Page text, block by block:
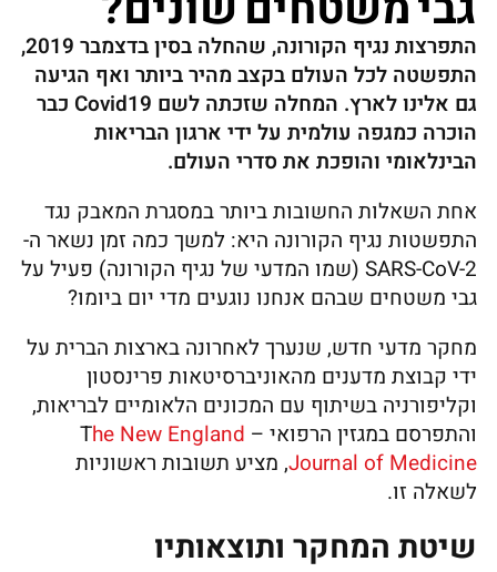
התפרצות נגיף הקורונה, שהחלה בסין בדצמבר 2019,
התפשטה לכל העולם בקצב מהיר ביותר ואף הגיעה
גם אלינו לארץ. המחלה שזכתה לשם Covid19 כבר
הוכרה כמגפה עולמית על ידי ארגון הבריאות
הבינלאומי והופכת את סדרי העולם.
אחת השאלות החשובות ביותר במסגרת המאבק נגד
התפשטות נגיף הקורונה היא: למשך כמה זמן נשאר ה-
SARS-CoV-2 (שמו המדעי של נגיף הקורונה) פעיל על
גבי משטחים שבהם אנחנו נוגעים מדי יום ביומו?
מחקר מדעי חדש, שנערך לאחרונה בארצות הברית על
ידי קבוצת מדענים מהאוניברסיטאות פרינסטון
וקליפורניה בשיתוף עם המכונים הלאומיים לבריאות,
והתפרסם במגזין הרפואי – T he New England
Journal of Medicine, מציע תשובות ראשוניות
לשאלה זו.
שיטת המחקר ותוצאותיו